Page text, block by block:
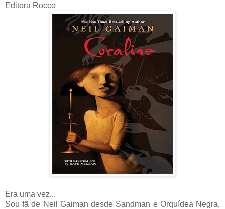
Editora Rocco
Era uma vez...
Sou fã de Neil Gaiman desde Sandman e Orquídea Negra,